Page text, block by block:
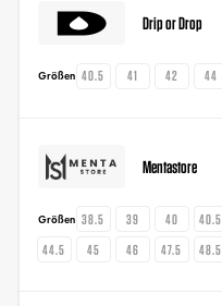
Drip or Drop
Größen 40.5 41 42 44
Mentastore
Größen 38.5 39 40 40.5
44.5
45 46 47.5 48.5